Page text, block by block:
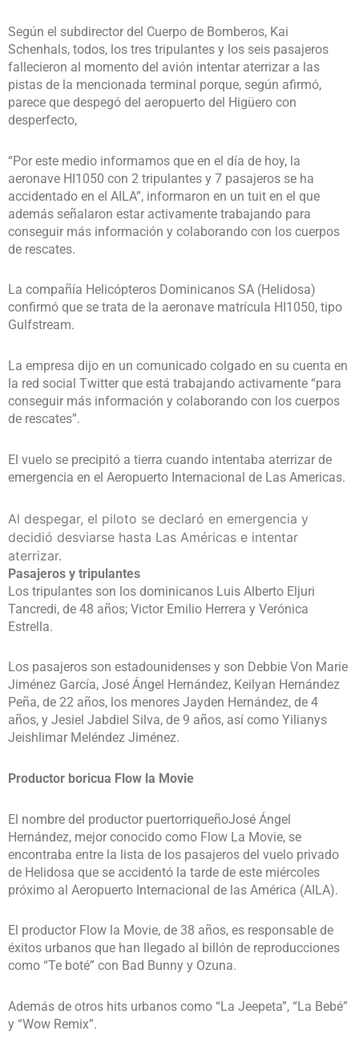
Según el subdirector del Cuerpo de Bomberos, Kai
Schenhals, todos, los tres tripulantes y los seis pasajeros
fallecieron al momento del avión intentar aterrizar a las
pistas de la mencionada terminal porque, según afirmó,
parece que despegó del aeropuerto del Higüero con
desperfecto,
“Por este medio informamos que en el día de hoy, la
aeronave HI1050 con 2 tripulantes y 7 pasajeros se ha
accidentado en el AILA”, informaron en un tuit en el que
además señalaron estar activamente trabajando para
conseguir más información y colaborando con los cuerpos
de rescates.
La compañía Helicópteros Dominicanos SA (Helidosa)
confirmó que se trata de la aeronave matrícula HI1050, tipo
Gulfstream.
La empresa dijo en un comunicado colgado en su cuenta en
la red social Twitter que está trabajando activamente “para
conseguir más información y colaborando con los cuerpos
de rescates”.
El vuelo se precipitó a tierra cuando intentaba aterrizar de
emergencia en el Aeropuerto Internacional de Las Americas.
Al despegar, el piloto se declaró en emergencia y
decidió desviarse hasta Las Américas e intentar
aterrizar.
Pasajeros y tripulantes
Los tripulantes son los dominicanos Luis Alberto Eljuri
Tancredi, de 48 años; Victor Emilio Herrera y Verónica
Estrella.
Los pasajeros son estadounidenses y son Debbie Von Marie
Jiménez García, José Ángel Hernández, Keilyan Hernández
Peña, de 22 años, los menores Jayden Hernández, de 4
años, y Jesiel Jabdiel Silva, de 9 años, así como Yilianys
Jeishlimar Meléndez Jiménez.
Productor boricua Flow la Movie
El nombre del productor puertorriqueñoJosé Ángel
Hernández, mejor conocido como Flow La Movie, se
encontraba entre la lista de los pasajeros del vuelo privado
de Helidosa que se accidentó la tarde de este miércoles
próximo al Aeropuerto Internacional de las América (AILA).
El productor Flow la Movie, de 38 años, es responsable de
éxitos urbanos que han llegado al billón de reproducciones
como “Te boté” con Bad Bunny y Ozuna.
Además de otros hits urbanos como “La Jeepeta”, “La Bebé”
y “Wow Remix”.